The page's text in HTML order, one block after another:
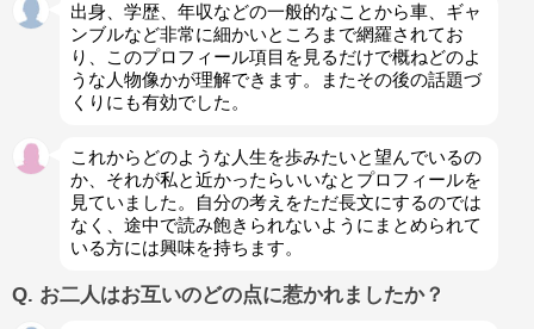
出身、学歴、年収などの一般的なことから車、ギャ
ンブルなど非常に細かいところまで網羅されてお
り、このプロフィール項目を見るだけで概ねどのよ
うな人物像かが理解できます。またその後の話題づ
くりにも有効でした。
これからどのような人生を歩みたいと望んでいるの
か、それが私と近かったらいいなとプロフィールを
見ていました。自分の考えをただ長文にするのでは
なく、途中で読み飽きられないようにまとめられて
いる方には興味を持ちます。
Q. お二人はお互いのどの点に惹かれましたか？